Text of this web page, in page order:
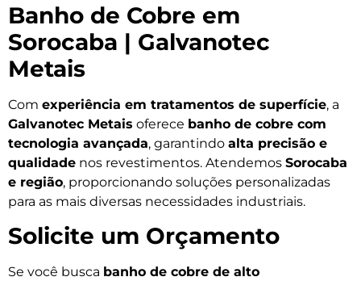
Banho de Cobre em
Sorocaba | Galvanotec
Metais
Com experiência em tratamentos de superfície, a
Galvanotec Metais oferece banho de cobre com
tecnologia avançada, garantindo alta precisão e
qualidade nos revestimentos. Atendemos Sorocaba
e região, proporcionando soluções personalizadas
para as mais diversas necessidades industriais.
Solicite um Orçamento
Se você busca banho de cobre de alto